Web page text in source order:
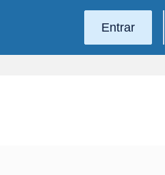
Entrar